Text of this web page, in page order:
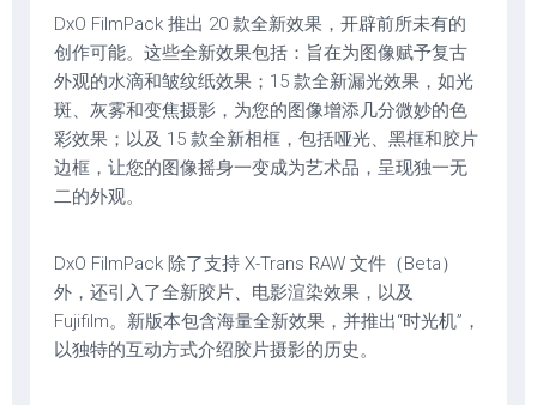
DxO FilmPack 推出 20 款全新效果，开辟前所未有的
创作可能。这些全新效果包括：旨在为图像赋予复古
外观的水滴和皱纹纸效果；15 款全新漏光效果，如光
斑、灰雾和变焦摄影，为您的图像增添几分微妙的色
彩效果；以及 15 款全新相框，包括哑光、黑框和胶片
边框，让您的图像摇身一变成为艺术品，呈现独一无
二的外观。
DxO FilmPack 除了支持 X-Trans RAW 文件（Beta）
外，还引入了全新胶片、电影渲染效果，以及
Fujifilm。新版本包含海量全新效果，并推出“时光机”，
以独特的互动方式介绍胶片摄影的历史。